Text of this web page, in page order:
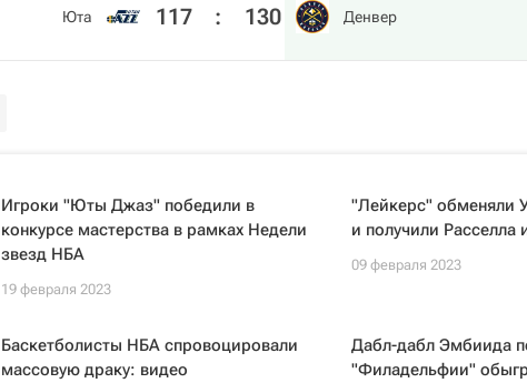
Юта 117 : 130 Денвер
Игроки "Юты Джаз" победили в
конкурсе мастерства в рамках Недели
звезд НБА
19 февраля 2023
"Лейкерс" обменяли
и получили
09 февраля 2023
Баскетболисты НБА спровоцировали
массовую драку: видео
Дабл-дабл Эмбиида
"Филадельфии"